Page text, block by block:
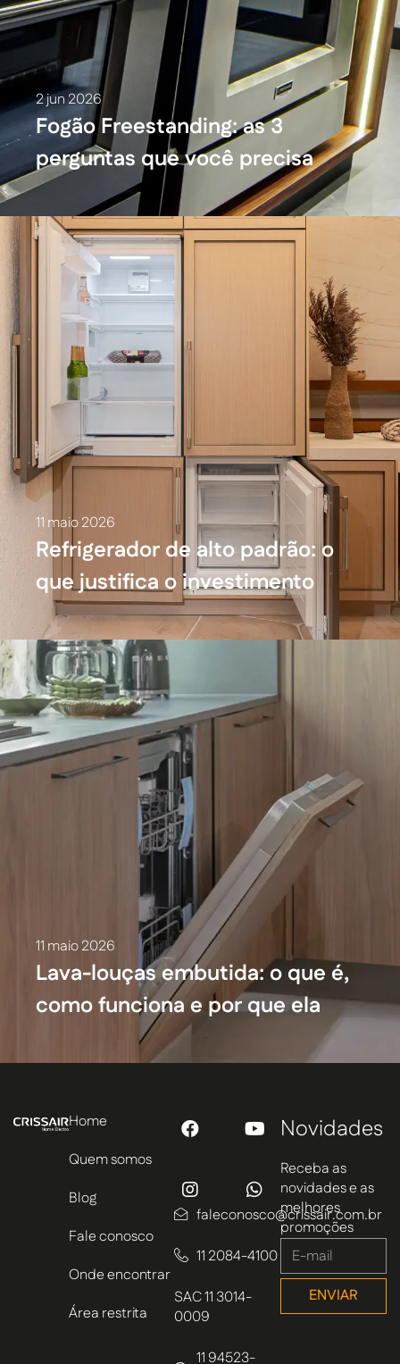
2 jun 2026
Fogão Freestanding: as 3
perguntas que você precisa
fazer antes de comprar
11 maio 2026
Refrigerador de alto padrão: o
que justifica o investimento
11 maio 2026
Lava-louças embutida: o que é,
como funciona e por que ela
mudou o projeto da cozinha
Home
Quem somos
Blog
Fale conosco
Onde encontrar
Área restrita
faleconosco@crissair.com.br
11 2084-4100
SAC 11 3014-
0009
11 94523-
Novidades
Receba as
novidades e as
melhores
promoções
ENVIAR